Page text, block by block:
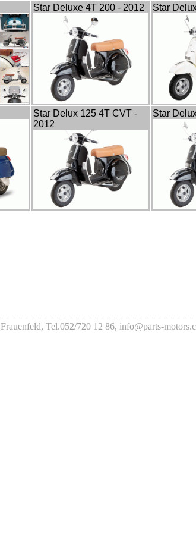
Star Deluxe 4T 200 - 2012 Star
Star Delux 125 4T CVT -
2012
Star
Tel.052/720 12 86, info@parts-